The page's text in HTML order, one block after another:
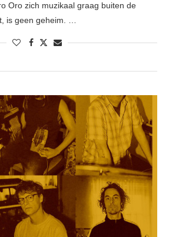
Oro zich muzikaal graag buiten de
is geen geheim. …